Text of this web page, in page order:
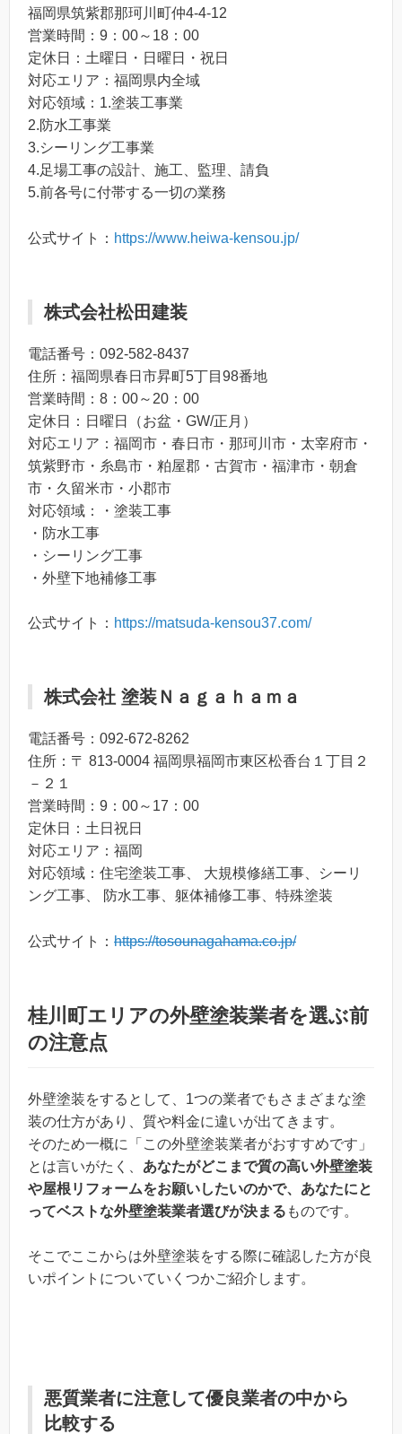
福岡県筑紫郡那珂川町仲4-4-12
営業時間：9：00～18：00
定休日：土曜日・日曜日・祝日
対応エリア：福岡県内全域
対応領域：1.塗装工事業
2.防水工事業
3.シーリング工事業
4.足場工事の設計、施工、監理、請負
5.前各号に付帯する一切の業務
公式サイト： https://www.heiwa-kensou.jp/
株式会社松田建装
電話番号：092-582-8437
住所：福岡県春日市昇町5丁目98番地
営業時間：8：00～20：00
定休日：日曜日（お盆・GW/正月）
対応エリア：福岡市・春日市・那珂川市・太宰府市・
筑紫野市・糸島市・粕屋郡・古賀市・福津市・朝倉
市・久留米市・小郡市
対応領域：・塗装工事
・防水工事
・シーリング工事
・外壁下地補修工事
公式サイト： https://matsuda-kensou37.com/
株式会社 塗装Ｎａｇａｈａｍａ
電話番号：092-672-8262
住所：〒 813-0004 福岡県福岡市東区松香台１丁目２
－２１
営業時間：9：00～17：00
定休日：土日祝日
対応エリア：福岡
対応領域：住宅塗装工事、 大規模修繕工事、シーリ
ング工事、 防水工事、躯体補修工事、特殊塗装
公式サイト： https://tosounagahama.co.jp/
桂川町エリアの外壁塗装業者を選ぶ前
の注意点
外壁塗装をするとして、1つの業者でもさまざまな塗
装の仕方があり、質や料金に違いが出てきます。
そのため一概に「この外壁塗装業者がおすすめです」
とは言いがたく、 あなたがどこまで質の高い外壁塗装
や屋根リフォームをお願いしたいのかで、あなたにと
ってベストな外壁塗装業者選びが決まる ものです。
そこでここからは外壁塗装をする際に確認した方が良
いポイントについていくつかご紹介します。
悪質業者に注意して優良業者の中から
比較する